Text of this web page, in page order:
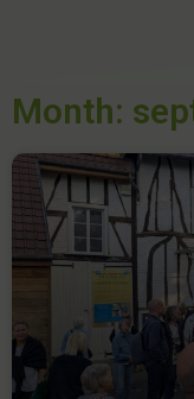
Month: